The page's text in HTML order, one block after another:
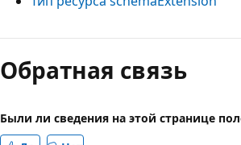
Обратная связь
Были ли сведения на этой странице